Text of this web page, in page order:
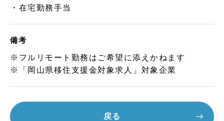
・在宅勤務手当
備考
※フルリモート勤務はご希望に添えかねます
※「岡山県移住支援金対象求人」対象企業
戻る